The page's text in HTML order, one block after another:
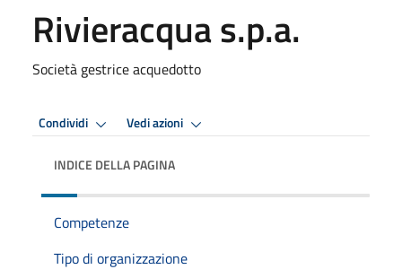
Rivieracqua s.p.a.
Società gestrice acquedotto
Condividi Vedi azioni
INDICE DELLA PAGINA
Competenze
Tipo di organizzazione